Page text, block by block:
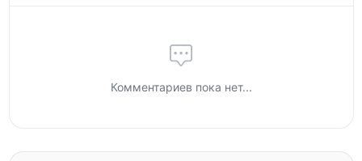
Комментариев пока нет...